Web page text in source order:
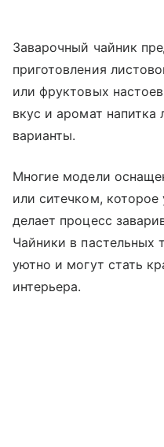
Заварочный чайник
приготовления
или фруктовых
вкус и аромат
варианты.
Многие модели
или ситечком,
делает процесс
Чайники в пастельных
уютно и могут стать
интерьера.